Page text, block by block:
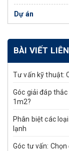
Dự án
BÀI VIẾT
Tư vấn kỹ thuật:
Góc giải đáp
1m2?
Phân biệt các
lạnh
Góc tư vấn: